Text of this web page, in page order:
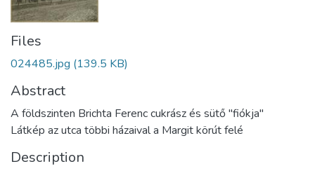
Files
024485.jpg (139.5 KB)
Abstract
A földszinten Brichta Ferenc cukrász és sütő "fiókja"
Látkép az utca többi házaival a Margit körút felé
Description